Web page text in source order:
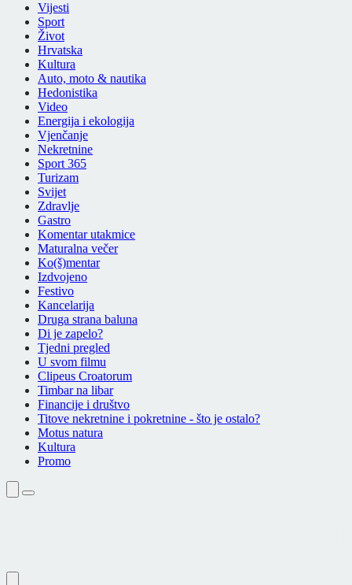
Vijesti
Sport
Život
Hrvatska
Kultura
Auto, moto & nautika
Hedonistika
Video
Energija i ekologija
Vjenčanje
Nekretnine
Sport 365
Turizam
Svijet
Zdravlje
Gastro
Komentar utakmice
Maturalna večer
Ko(š)mentar
Izdvojeno
Festivo
Kancelarija
Druga strana baluna
Di je zapelo?
Tjedni pregled
U svom filmu
Clipeus Croatorum
Timbar na libar
Financije i društvo
Titove nekretnine i pokretnine - što je ostalo?
Motus natura
Kultura
Promo